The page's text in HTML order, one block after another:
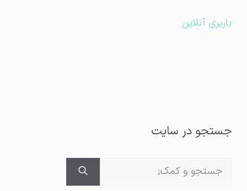
باربری آنلاین
جستجو در سایت
جستجوی